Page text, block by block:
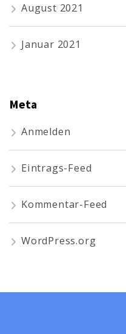
August 2021
Januar 2021
Meta
Anmelden
Eintrags-Feed
Kommentar-Feed
WordPress.org